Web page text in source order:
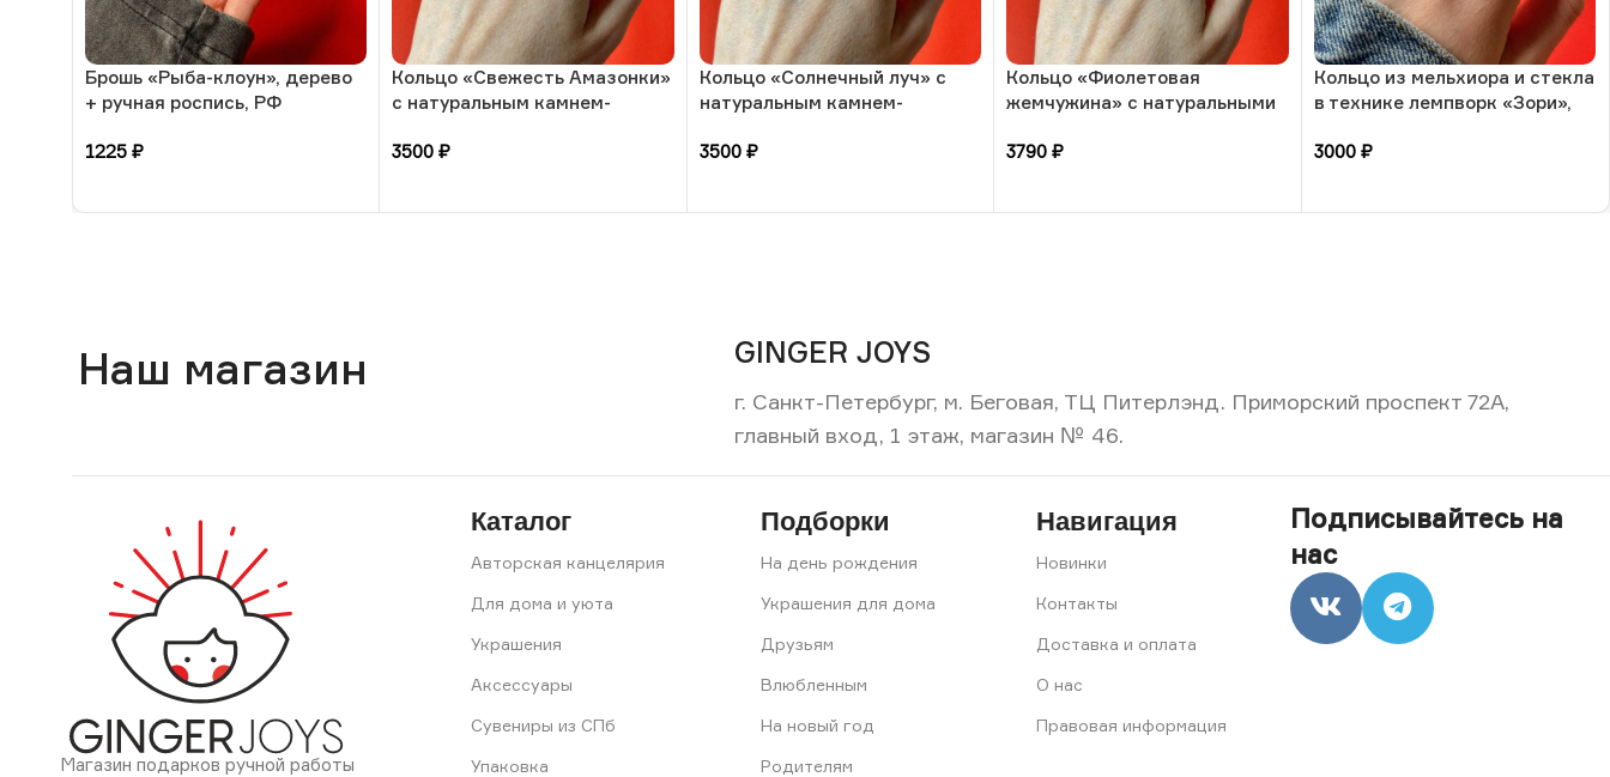
Брошь «Рыба-клоун», дерево
+ ручная роспись, РФ
1225 ₽
Кольцо «Свежесть Амазонки»
с натуральным камнем-
3500₽
Кольцо «Солнечный луч» с
натуральным камнем-
размера, РБ
3500 ₽
Кольцо «Фиолетовая
жемчужина» с натуральными
размера, РБ
3790₽
Кольцо из мельхиора и стекла
в технике лемпворк «Зори»,
3000 ₽
Наш магазин GINGER JOYS
г. Санкт-Петербург, м. Беговая, ТЦ Питерлэнд. Приморский проспект 72А,
главный вход, 1 этаж, магазин № 46.
Магазин подарков ручной работы
Каталог
Авторская канцелярия
Для дома и уюта
Украшения
Аксессуары
Сувениры из СПб
Упаковка
Подборки
На день рождения
Украшения для дома
Друзьям
Влюбленным
На новый год
Родителям
Навигация
Новинки
Контакты
Доставка и оплата
О нас
Правовая информация
Подписывайтесь на
нас